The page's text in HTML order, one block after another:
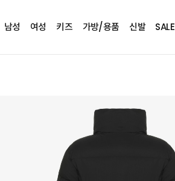
남성 여성 키즈 가방/용품 신발 SALE